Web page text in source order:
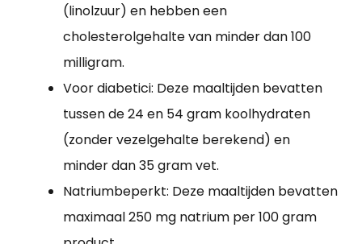
(linolzuur) en hebben een
cholesterolgehalte van minder dan 100
milligram.
Voor diabetici: Deze maaltijden bevatten
tussen de 24 en 54 gram koolhydraten
(zonder vezelgehalte berekend) en
minder dan 35 gram vet.
Natriumbeperkt: Deze maaltijden bevatten
maximaal 250 mg natrium per 100 gram